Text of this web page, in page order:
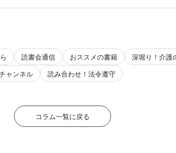
読書会通信 おススメの書籍
深堀り！介護
ャンネル
読み合わせ！法令遵守
コラム一覧に戻る